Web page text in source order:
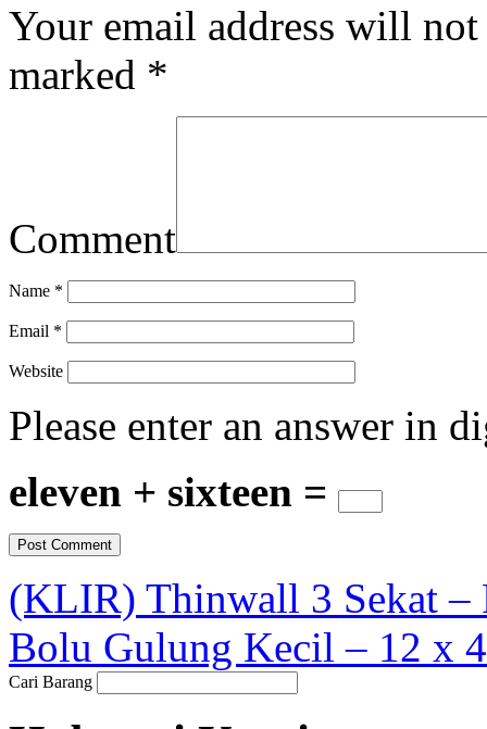
Your email address will
marked *
Comment
Name *
Email *
Website
Please enter an answer in
eleven + sixteen =
(KLIR) Thinwall 3 Sekat –
Bolu Gulung Kecil – 12 x
Cari Barang